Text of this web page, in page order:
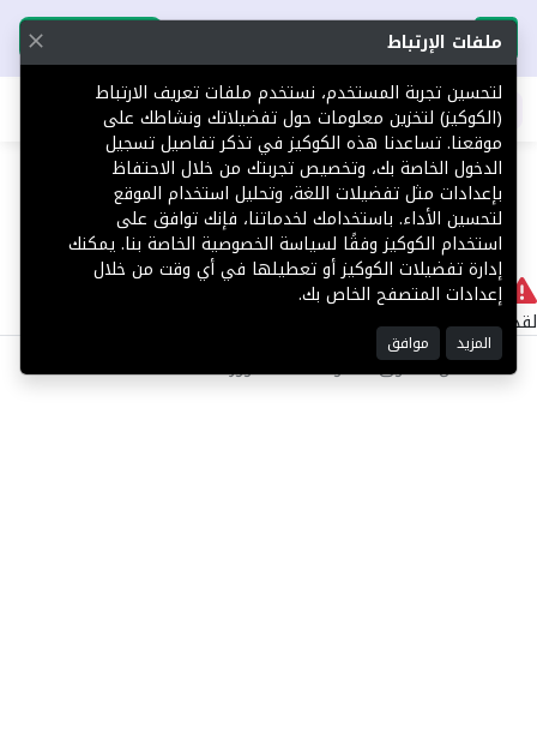
تحميل التطبيق تحميل التطبيق
اطلب عقارك
404 لا يوجد
لقد حدث خطأ داخلي أثناء معالجة طلبك.
©2025 كل الحقوق محفوظة منصة توور
ملفات الإرتباط
لتحسين تجربة المستخدم، نستخدم ملفات تعريف الارتباط
(الكوكيز) لتخزين معلومات حول تفضيلاتك ونشاطك على
موقعنا. تساعدنا هذه الكوكيز في تذكر تفاصيل تسجيل
الدخول الخاصة بك، وتخصيص تجربتك من خلال الاحتفاظ
بإعدادات مثل تفضيلات اللغة، وتحليل استخدام الموقع
لتحسين الأداء. باستخدامك لخدماتنا، فإنك توافق على
استخدام الكوكيز وفقًا لسياسة الخصوصية الخاصة بنا. يمكنك
إدارة تفضيلات الكوكيز أو تعطيلها في أي وقت من خلال
إعدادات المتصفح الخاص بك.
المزيد موافق